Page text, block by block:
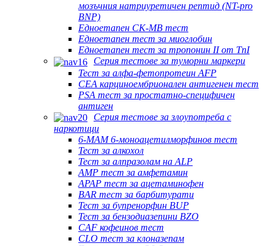
мозъчния натриуретичен рептид (NT-pro
BNP)
Едноетапен CK-MB тест
Едноетапен тест за миоглобин
Едноетапен тест за тропонин II от TnI
Серия тестове за туморни маркери
Тест за алфа-фетопротеин AFP
CEA карциноембрионален антигенен тест
PSA тест за простатно-специфичен
антиген
Серия тестове за злоупотреба с
наркотици
6-MAM 6-моноацетилморфинов тест
Тест за алкохол
Тест за алпразолам на ALP
AMP тест за амфетамин
APAP тест за ацетаминофен
BAR тест за барбитурати
Тест за бупренорфин BUP
Тест за бензодиазепини BZO
CAF кофеинов тест
CLO тест за клоназепам